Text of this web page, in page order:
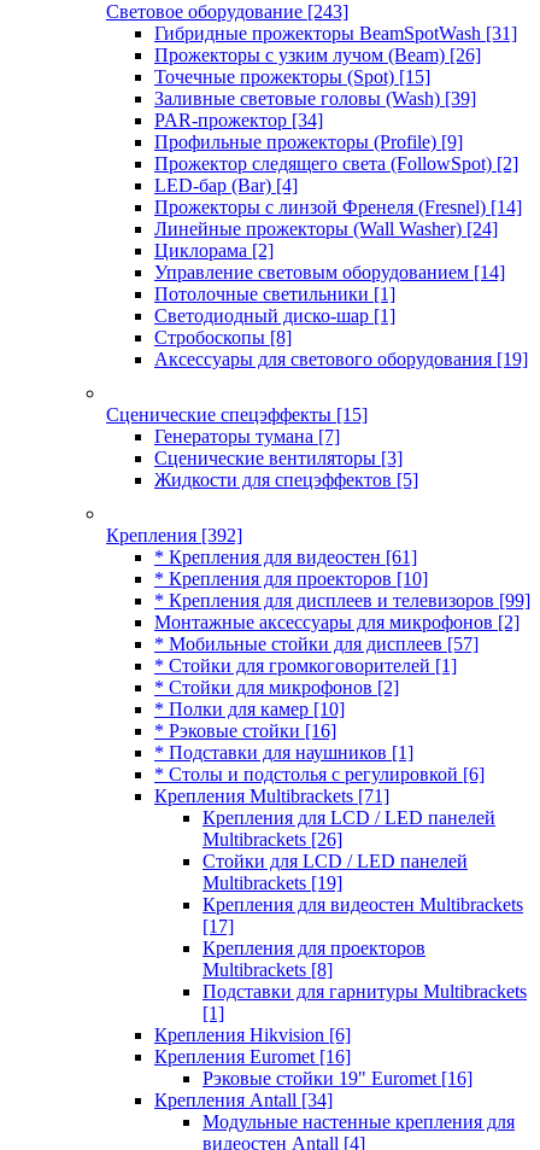
Световое оборудование [243]
Гибридные прожекторы BeamSpotWash [31]
Прожекторы с узким лучом (Beam) [26]
Точечные прожекторы (Spot) [15]
Заливные световые головы (Wash) [39]
PAR-прожектор [34]
Профильные прожекторы (Profile) [9]
Прожектор следящего света (FollowSpot) [2]
LED-бар (Bar) [4]
Прожекторы с линзой Френеля (Fresnel) [14]
Линейные прожекторы (Wall Washer) [24]
Циклорама [2]
Управление световым оборудованием [14]
Потолочные светильники [1]
Светодиодный диско-шар [1]
Стробоскопы [8]
Аксессуары для светового оборудования [19]
Сценические спецэффекты [15]
Генераторы тумана [7]
Сценические вентиляторы [3]
Жидкости для спецэффектов [5]
Крепления [392]
* Крепления для видеостен [61]
* Крепления для проекторов [10]
* Крепления для дисплеев и телевизоров [99]
Монтажные аксессуары для микрофонов [2]
* Мобильные стойки для дисплеев [57]
* Стойки для громкоговорителей [1]
* Стойки для микрофонов [2]
* Полки для камер [10]
* Рэковые стойки [16]
* Подставки для наушников [1]
* Столы и подстолья с регулировкой [6]
Крепления Multibrackets [71]
Крепления для LCD / LED панелей
Multibrackets [26]
Стойки для LCD / LED панелей
Multibrackets [19]
Крепления для видеостен Multibrackets
[17]
Крепления для проекторов
Multibrackets [8]
Подставки для гарнитуры Multibrackets
[1]
Крепления Hikvision [6]
Крепления Euromet [16]
Рэковые стойки 19" Euromet [16]
Крепления Antall [34]
Модульные настенные крепления для
видеостен Antall [4]